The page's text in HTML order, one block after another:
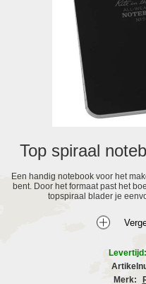
Top spiraal
Een handig notebook voor het
bent. Door het formaat past het
topspiraal blader je
Merk: